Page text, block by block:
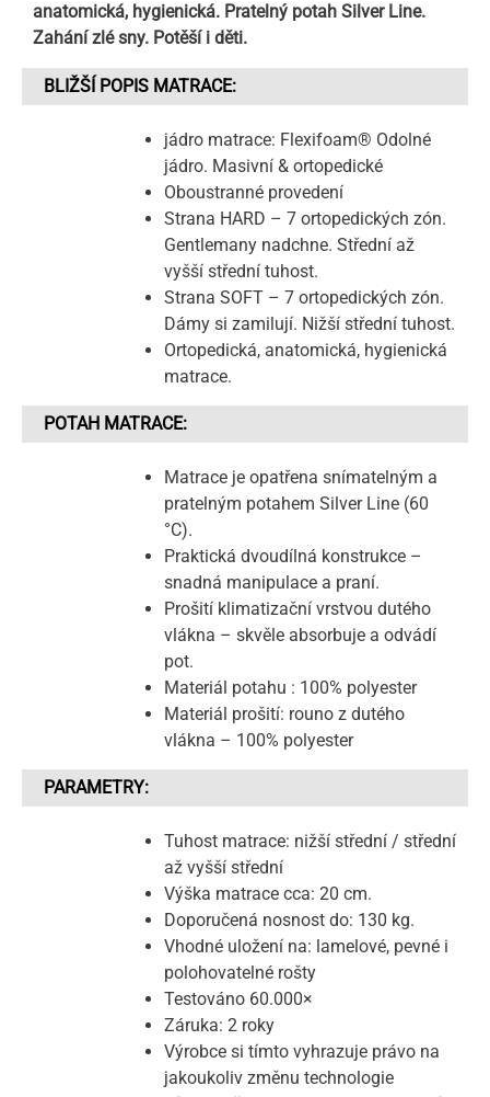
anatomická, hygienická. Pratelný potah Silver Line.
Zahání zlé sny. Potěší i děti.
BLIŽŠÍ POPIS MATRACE:
jádro matrace: Flexifoam® Odolné
jádro. Masivní & ortopedické
Oboustranné provedení
Strana HARD – 7 ortopedických zón.
Gentlemany nadchne. Střední až
vyšší střední tuhost.
Strana SOFT – 7 ortopedických zón.
Dámy si zamilují. Nižší střední tuhost.
Ortopedická, anatomická, hygienická
matrace.
POTAH MATRACE:
Matrace je opatřena snímatelným a
pratelným potahem Silver Line (60
°C).
Praktická dvoudílná konstrukce –
snadná manipulace a praní.
Prošití klimatizační vrstvou dutého
vlákna – skvěle absorbuje a odvádí
pot.
Materiál potahu : 100% polyester
Materiál prošití: rouno z dutého
vlákna – 100% polyester
PARAMETRY:
Tuhost matrace: nižší střední / střední
až vyšší střední
Výška matrace cca: 20 cm.
Doporučená nosnost do: 130 kg.
Vhodné uložení na: lamelové, pevné i
polohovatelné rošty
Testováno 60.000×
Záruka: 2 roky
Výrobce si tímto vyhrazuje právo na
jakoukoliv změnu technologie